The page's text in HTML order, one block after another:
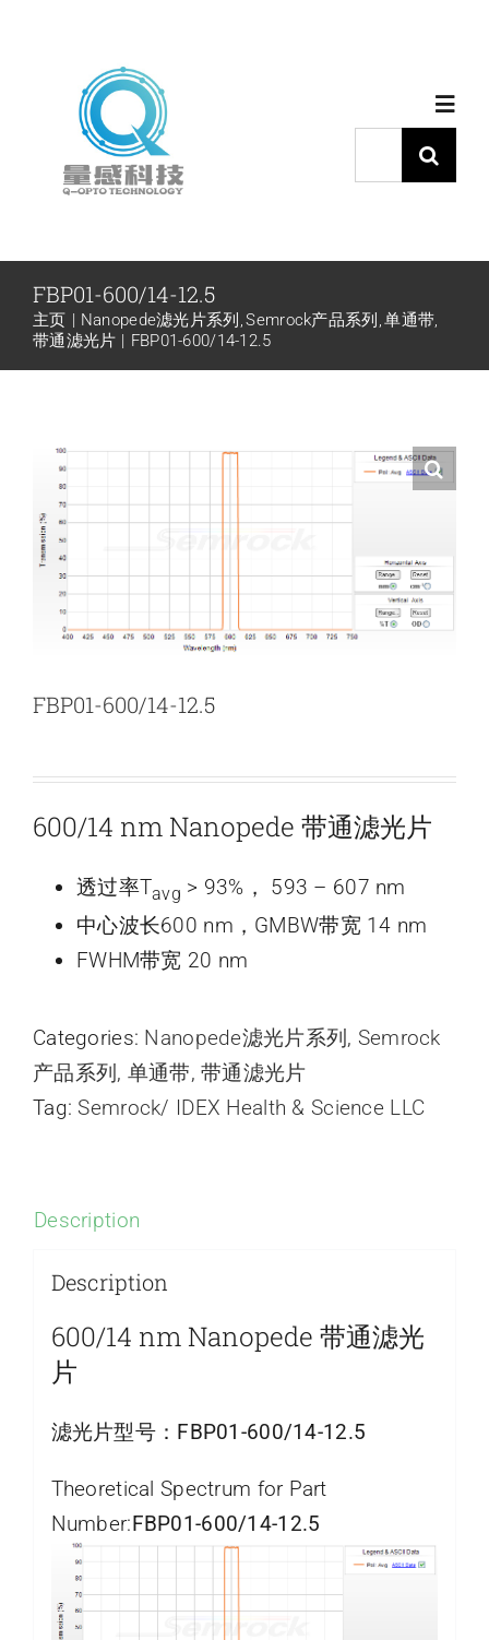
产品中心
代理品牌
下载中心
新闻和活动
关于量感
联系我们
索：
FBP01-600/14-12.5
主页 Nanopede滤光片系列 Semrock产品系列 单通带
带通滤光片
FBP01-600/14-12.5
FBP01-600/14-12.5
600/14 nm Nanopede 带通滤光片
透过率Tavg > 93%， 593 – 607 nm
中心波长600 nm，GMBW带宽 14 nm
FWHM带宽 20 nm
Categories: Nanopede滤光片系列 , Semrock
产品系列 , 单通带,带通滤光片
Tag:Semrock/ IDEX Health & Science LLC
Description
Description
600/14 nm Nanopede 带通滤光
片
滤光片型号： FBP01-600/14-12.5
Theoretical Spectrum for Part
Number:FBP01-600/14-12.5